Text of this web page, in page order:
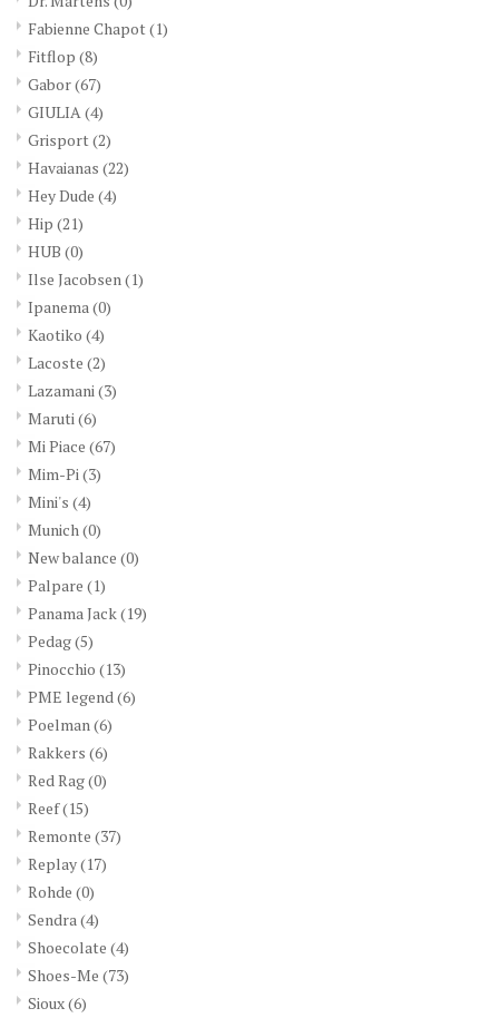
Fabienne Chapot(1)
Fitflop (8)
Gabor(67)
GIULIA(4)
Grisport(2)
Havaianas (22)
Hey Dude (4)
Hip (21)
HUB (0)
Ilse Jacobsen(1)
Ipanema(0)
Kaotiko (4)
Lacoste (2)
Lazamani(3)
Maruti(6)
Mi Piace (67)
Mim-Pi(3)
Mini's (4)
Munich(0)
New balance (0)
Palpare (1)
Panama Jack(19)
Pedag(5)
Pinocchio (13)
PME legend(6)
Poelman(6)
Rakkers (6)
Red Rag(0)
Reef(15)
Remonte (37)
Replay(17)
Rohde (0)
Sendra(4)
Shoecolate (4)
Shoes-Me (73)
Sioux(6)